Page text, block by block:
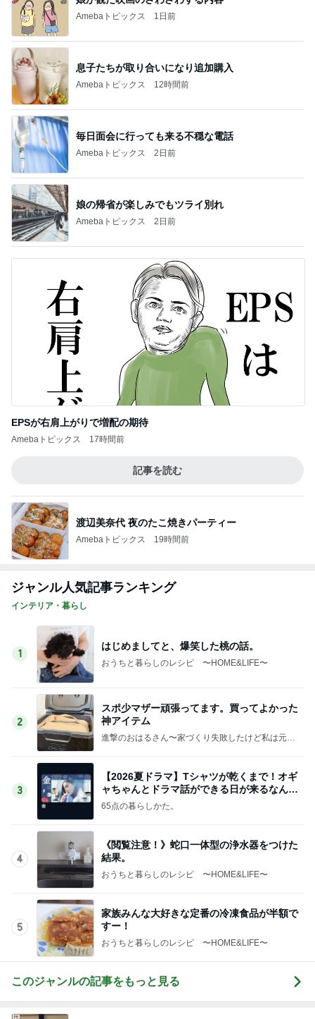
Amebaトピックス 1日前
息子たちが取り合いになり追加購入
Amebaトピックス 12時間前
毎日面会に行っても来る不穏な電話
Amebaトピックス 2日前
娘の帰省が楽しみでもツライ別れ
Amebaトピックス 2日前
EPSが右肩上がりで増配の期待
Amebaトピックス 17時間前
記事を読む
渡辺美奈代 夜のたこ焼きパーティー
Amebaトピックス 19時間前
ジャンル人気記事ランキング
インテリア・暮らし
1
はじめましてと、爆笑した桃の話。
おうちと暮らしのレシピ 〜HOME&LIFE〜
2
スポ少マザー頑張ってます。買ってよかった
神アイテム
進撃のおはるさん〜家づくり失敗したけど私は元気
3
【2026夏ドラマ】Tシャツが乾くまで！オギ
ャちゃんとドラマ話ができる日が来るなん
て！
65点の暮らしかた。
4
《閲覧注意！》蛇口一体型の浄水器をつけた
結果。
おうちと暮らしのレシピ 〜HOME&LIFE〜
5
家族みんな大好きな定番の冷凍食品が半額で
すー！
おうちと暮らしのレシピ 〜HOME&LIFE〜
このジャンルの記事をもっと見る